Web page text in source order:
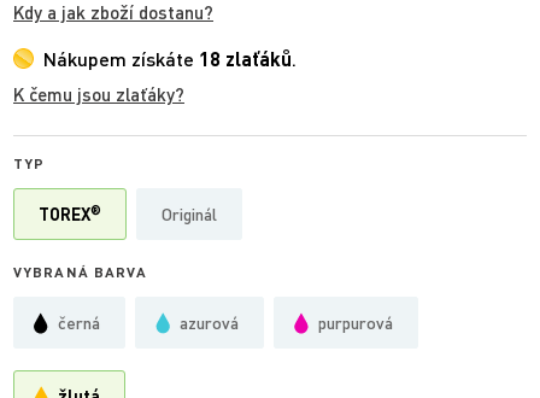
Kdy a jak zboží dostanu?
Nákupem získáte 18 zlaťáků.
K čemu jsou zlaťáky?
TYP
TOREX® Originál
VYBRANÁ BARVA
černá azurová purpurová